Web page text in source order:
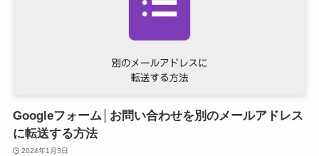
Googleフォーム│お問い合わせを別のメールアドレス
に転送する方法
2024年1月3日